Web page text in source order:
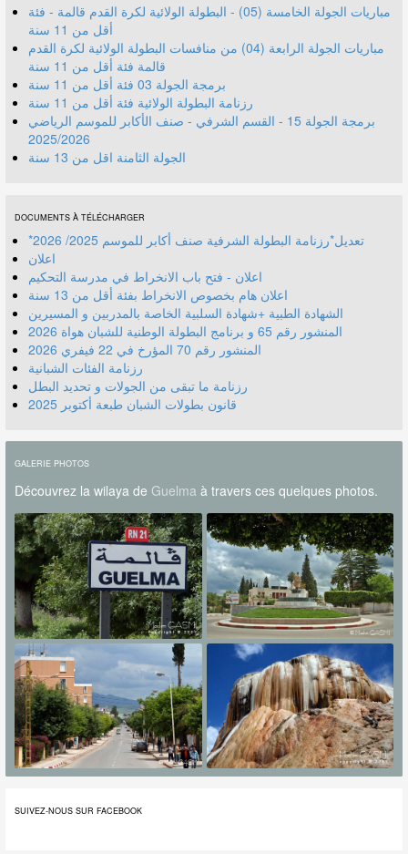
مباريات الجولة الخامسة (05) - البطولة الولائية لكرة القدم قالمة - فئة
أقل من 11 سنة
مباريات الجولة الرابعة (04) من منافسات البطولة الولائية لكرة القدم
قالمة فئة أقل من 11 سنة
برمجة الجولة 03 فئة أقل من 11 سنة
رزنامة البطولة الولائية فئة أقل من 11 سنة
برمجة الجولة 15 - القسم الشرفي - صنف الأكابر للموسم الرياضي
2025/2026
الجولة الثامنة اقل من 13 سنة
DOCUMENTS À TÉLÉCHARGER
*تعديل*رزنامة البطولة الشرفية صنف أكابر للموسم 2025/ 2026
اعلان
اعلان - فتح باب الانخراط في مدرسة التحكيم
اعلان هام بخصوص الانخراط بفئة أقل من 13 سنة
الشهادة الطبية +شهادة السلبية الخاصة بالمدربين و المسيرين
المنشور رقم 70 المؤرخ في 22 فيفري 2026
رزنامة الفئات الشبانية
رزنامة ما تبقى من الجولات و تحديد البطل
قانون بطولات الشبان طبعة أكتوبر 2025
GALERIE PHOTOS
Découvrez la wilaya de Guelmaà travers ces quelques photos.
SUIVEZ-NOUS SUR FACEBOOK